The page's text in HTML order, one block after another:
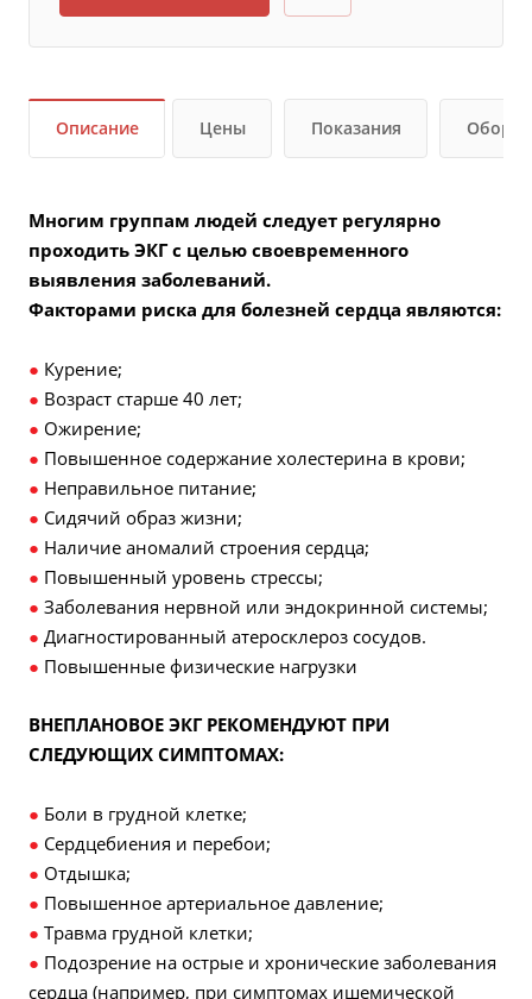
Описание Цены Показания
Многим группам людей следует регулярно
проходить ЭКГ с целью своевременного
выявления заболеваний.
Факторами риска для болезней сердца являются:
● Курение;
● Возраст старше 40 лет;
● Ожирение;
● Повышенное содержание холестерина в крови;
● Неправильное питание;
● Сидячий образ жизни;
● Наличие аномалий строения сердца;
● Повышенный уровень стрессы;
● Заболевания нервной или эндокринной системы;
● Диагностированный атеросклероз сосудов.
● Повышенные физические нагрузки
ВНЕПЛАНОВОЕ ЭКГ РЕКОМЕНДУЮТ ПРИ
СЛЕДУЮЩИХ СИМПТОМАХ:
● Боли в грудной клетке;
● Сердцебиения и перебои;
● Отдышка;
● Повышенное артериальное давление;
● Травма грудной клетки;
● Подозрение на острые и хронические заболевания
сердца (например, при симптомах ишемической